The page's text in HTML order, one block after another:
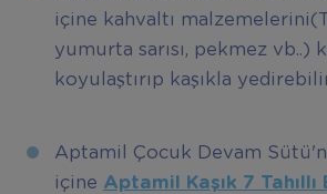
içine kahvaltı
yumurta sarısı, pekmez vb..)
koyulaştırıp kaşıkla
Aptamil Çocuk Devam
içine Aptamil Kaşık 7 Tahıllı